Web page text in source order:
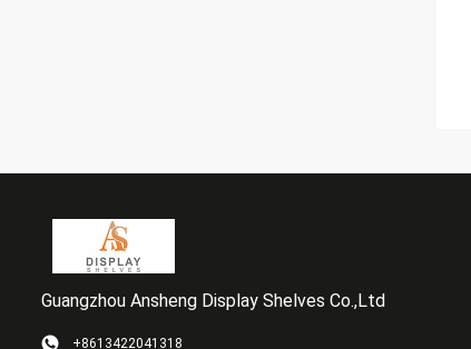
Guangzhou Ansheng Display Shelves Co.,Ltd
+8613422041318